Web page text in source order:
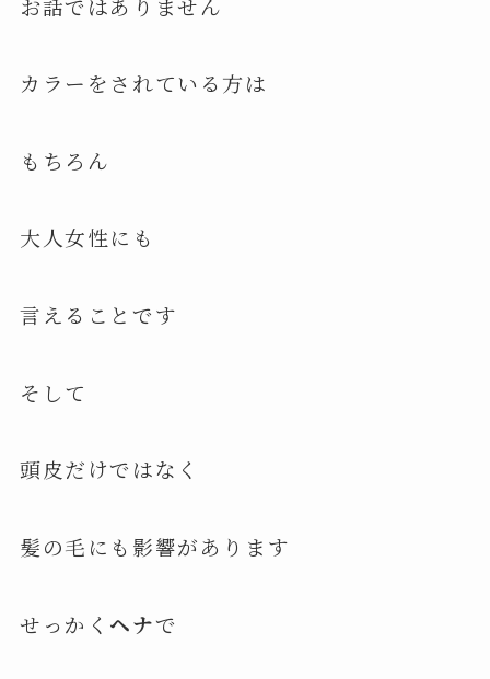
カラーをされている方は
もちろん
大人女性にも
言えることです
そして
頭皮だけではなく
髪の毛にも影響があります
せっかく ヘナで